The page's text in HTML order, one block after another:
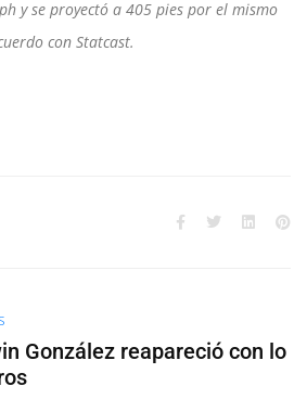
y se proyectó a 405 pies por el mismo
con Statcast.
González reapareció con lo